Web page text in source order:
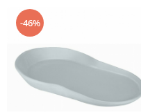
-46%